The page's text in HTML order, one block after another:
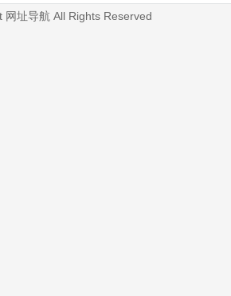
网址导航 All Rights Reserved